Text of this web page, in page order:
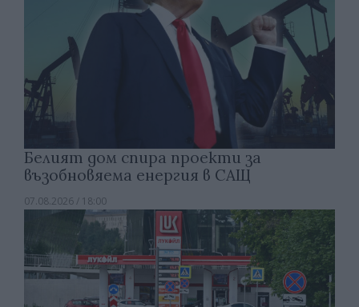
Белият дом спира проекти за
възобновяема енергия в САЩ
07.08.2026 / 18:00